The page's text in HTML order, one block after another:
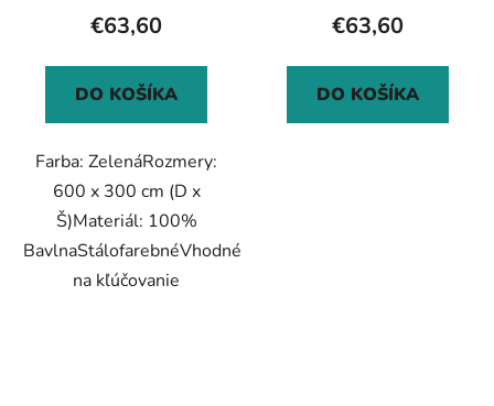
€63,60
DO KOŠÍKA
Farba: ZelenáRozmery:
600 x 300 cm (D x
Š)Materiál: 100%
BavlnaStálofarebnéVhodné
na kľúčovanie
€63,60
DO KOŠÍKA